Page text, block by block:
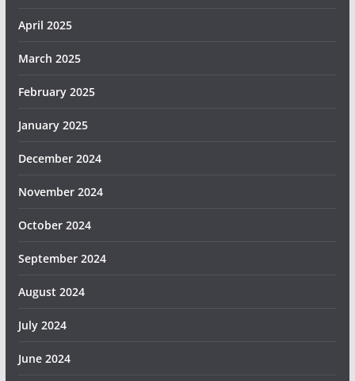
April 2025
March 2025
February 2025
January 2025
December 2024
November 2024
October 2024
September 2024
August 2024
July 2024
June 2024